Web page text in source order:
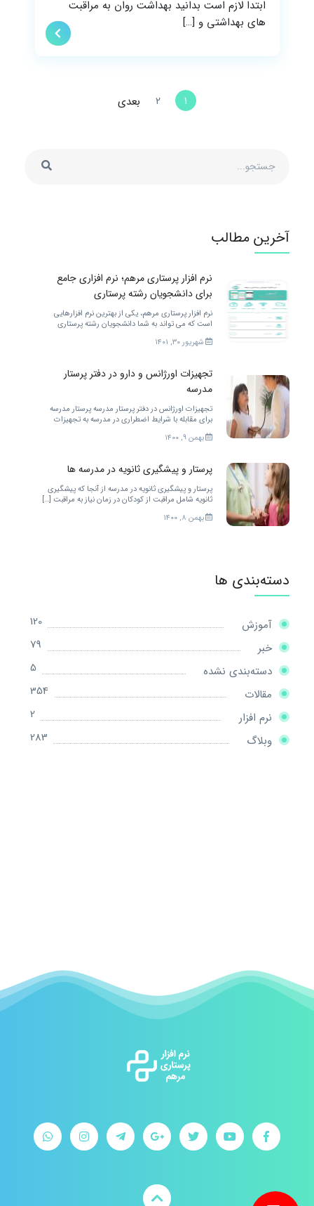
ابتدا لازم است بدانید بهداشت روان به مراقبت
های بهداشتی و […]
1
2 بعدی
آخرین مطالب
نرم افزار پرستاری مرهم؛ نرم افزاری جامع
برای دانشجویان رشته پرستاری
نرم افزار پرستاری مرهم، یکی از بهترین نرم افزارهایی
است که می تواند به شما دانشجویان رشته پرستاری
خدمات مختلفی را ارائه کند. برای بهتر شدن.
شهریور ۳۰, ۱۴۰۱
تجهیزات اورژانس و دارو در دفتر پرستار
مدرسه
تجهیزات اورژانس در دفتر پرستار مدرسه پرستار مدرسه
برای مقابله با شرایط اضطراری در مدرسه به تجهیزات
زیادی احتیاج دارد. […]
بهمن ۹, ۱۴۰۰
پرستار و پیشگیری ثانویه در مدرسه ها
پرستار و پیشگیری ثانویه در مدرسه از آنجا که پیشگیری
ثانویه شامل مراقبت از کودکان در زمان نیاز به مراقبت […]
بهمن ۸, ۱۴۰۰
دسته‌بندی ها
آموزش
120
خبر
79
دسته‌بندی نشده
5
مقالات
354
نرم افزار
2
وبلاگ
283